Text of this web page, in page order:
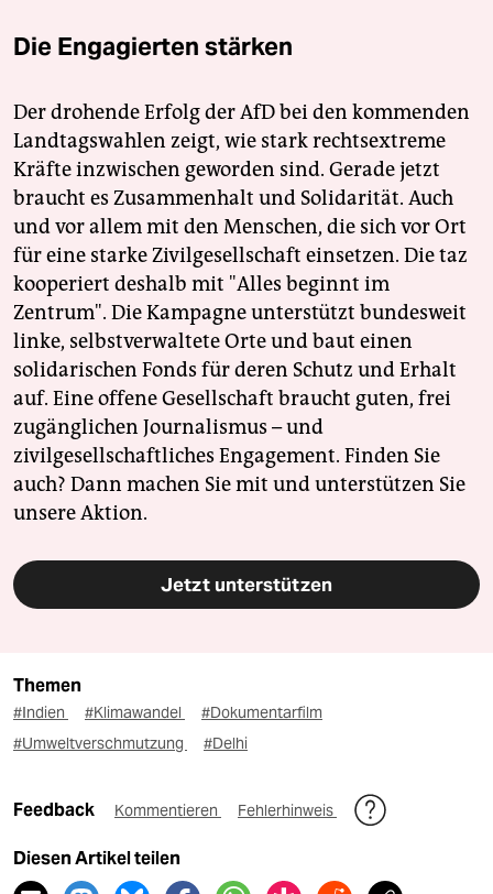
Die Engagierten stärken
Der drohende Erfolg der AfD bei den kommenden
Landtagswahlen zeigt, wie stark rechtsextreme
Kräfte inzwischen geworden sind. Gerade jetzt
braucht es Zusammenhalt und Solidarität. Auch
und vor allem mit den Menschen, die sich vor Ort
für eine starke Zivilgesellschaft einsetzen. Die taz
kooperiert deshalb mit "Alles beginnt im
Zentrum". Die Kampagne unterstützt bundesweit
linke, selbstverwaltete Orte und baut einen
solidarischen Fonds für deren Schutz und Erhalt
auf. Eine offene Gesellschaft braucht guten, frei
zugänglichen Journalismus – und
zivilgesellschaftliches Engagement. Finden Sie
auch? Dann machen Sie mit und unterstützen Sie
unsere Aktion.
Jetzt unterstützen
Themen
#Indien #Klimawandel
#Dokumentarfilm
#Umweltverschmutzung
#Delhi
Feedback Kommentieren Fehlerhinweis
Diesen Artikel teilen